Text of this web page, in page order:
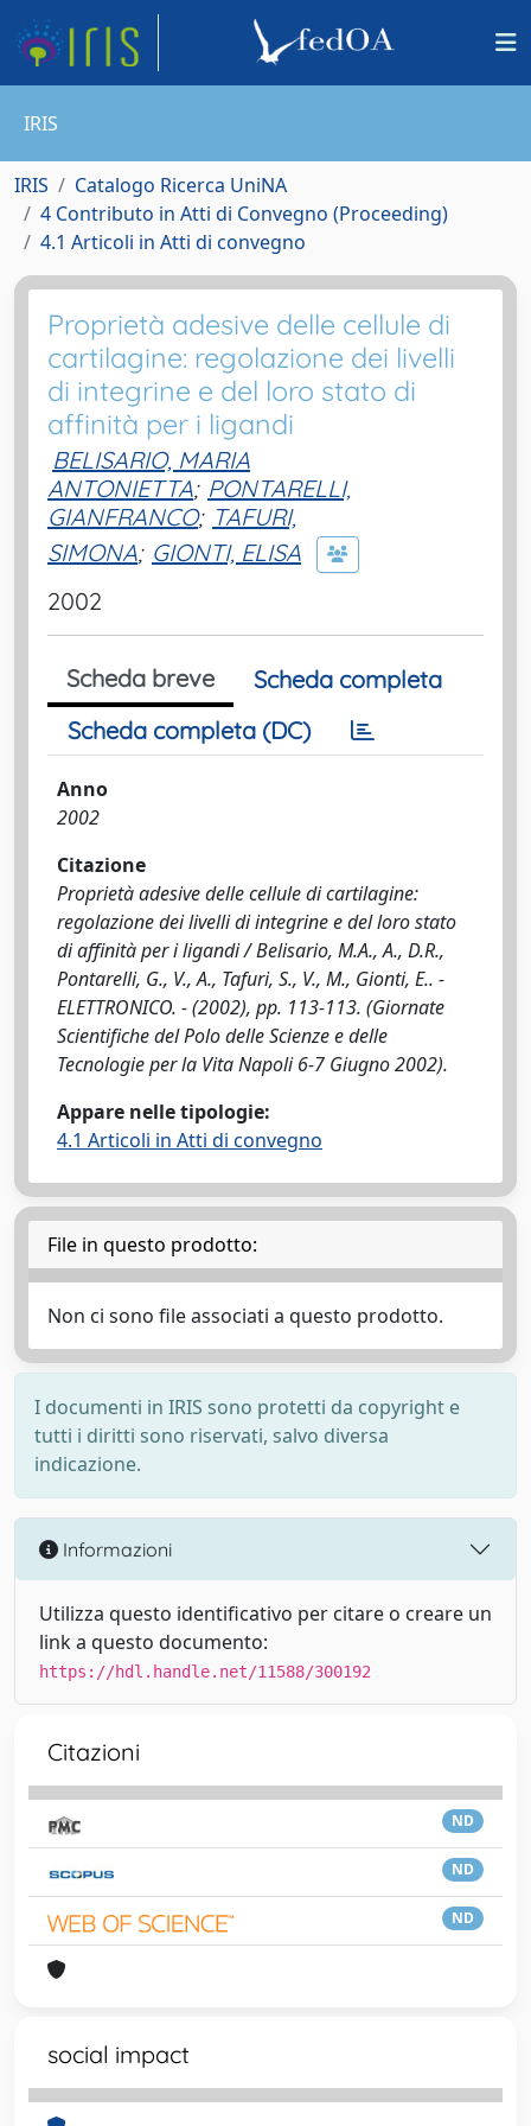
IRIS
IRIS
Catalogo Ricerca UniNA
4 Contributo in Atti di Convegno (Proceeding)
4.1 Articoli in Atti di convegno
Proprietà adesive delle cellule di
cartilagine: regolazione dei livelli
di integrine e del loro stato di
affinità per i ligandi
BELISARIO, MARIA
ANTONIETTA; PONTARELLI,
GIANFRANCO; TAFURI,
SIMONA; GIONTI, ELISA
2002
Scheda breve
Scheda completa
Scheda completa (DC)
Anno
2002
Citazione
Proprietà adesive delle cellule di cartilagine:
regolazione dei livelli di integrine e del loro stato
di affinità per i ligandi / Belisario, M.A., A., D.R.,
Pontarelli, G., V., A., Tafuri, S., V., M., Gionti, E.. -
ELETTRONICO. - (2002), pp. 113-113. (Giornate
Scientifiche del Polo delle Scienze e delle
Tecnologie per la Vita Napoli 6-7 Giugno 2002).
Appare nelle tipologie:
4.1 Articoli in Atti di convegno
File in questo prodotto:
Non ci sono file associati a questo prodotto.
I documenti in IRIS sono protetti da copyright e
tutti i diritti sono riservati, salvo diversa
indicazione.
Informazioni
Utilizza questo identificativo per citare o creare un
link a questo documento:
https://hdl.handle.net/11588/300192
Citazioni
ND
ND
ND
social impact